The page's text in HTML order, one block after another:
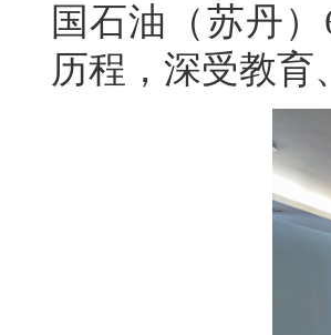
国石油（苏丹
历程，深受教育